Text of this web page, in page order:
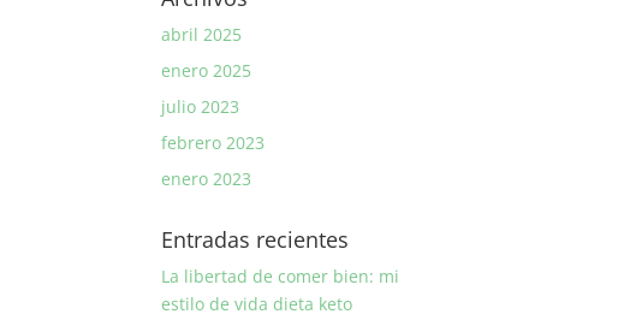
abril 2025
enero 2025
julio 2023
febrero 2023
enero 2023
Entradas recientes
La libertad de comer bien: mi
estilo de vida dieta keto